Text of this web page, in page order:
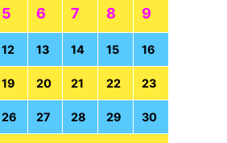
5 6 7 8 9
12 13 14 15 16
19 20 21 22 23
26 27 28 29 30